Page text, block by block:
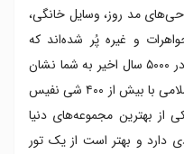
مد روز، وسایل خانگی،
و غیره پُر شده‌اند که
مجموعاً تاریخچه‌ای از فرهنگ جهان را در ۵۰۰۰ سال اخیر به شما نشان
می‌دهند. به عنوان نمونه، گالری هنر اسلامی با بیش از ۴۰۰ شی نفیس
از بهترین مجموعه‌های دنیا
دارد و بهتر است از یک تور